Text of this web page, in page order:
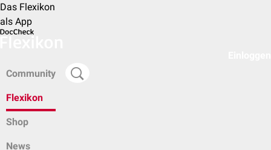
Das Flexikon
als App
Community
Flexikon
Shop
News